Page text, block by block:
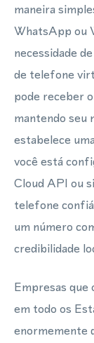
maneira
WhatsApp ou
necessidade
de telefone
pode receber
mantendo seu
estabelece
você está
Cloud API ou
telefone
um número
credibilidade
Empresas que
em todo os
enormemente